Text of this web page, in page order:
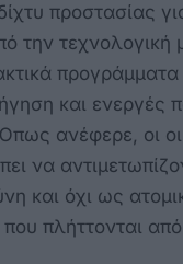
προστασίας
την τεχνολογική
προγράμματα
και ενεργές
ανέφερε, οι
να
και όχι ως
πλήττονται από